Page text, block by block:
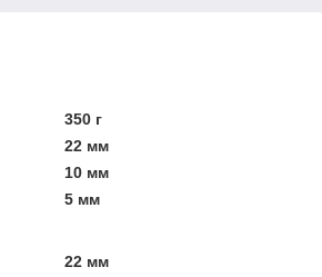
350 г
22 мм
10 мм
5 мм
22 мм